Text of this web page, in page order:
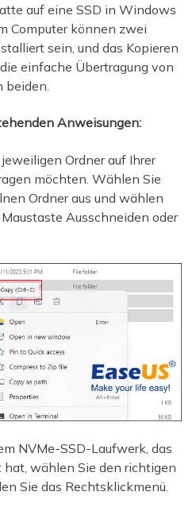
auf eine SSD in Windows
Computer können zwei
sein, und das Kopieren
einfache Übertragung von
Anweisungen:
Ordner auf Ihrer
möchten. Wählen Sie
Ordner aus und wählen
Ausschneiden oder
NVMe-SSD-Laufwerk, das
wählen Sie den richtigen
Sie das Rechtsklickmenü.